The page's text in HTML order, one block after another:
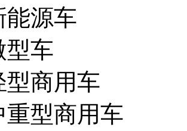
能源车
型车
型商用车
重型商用车